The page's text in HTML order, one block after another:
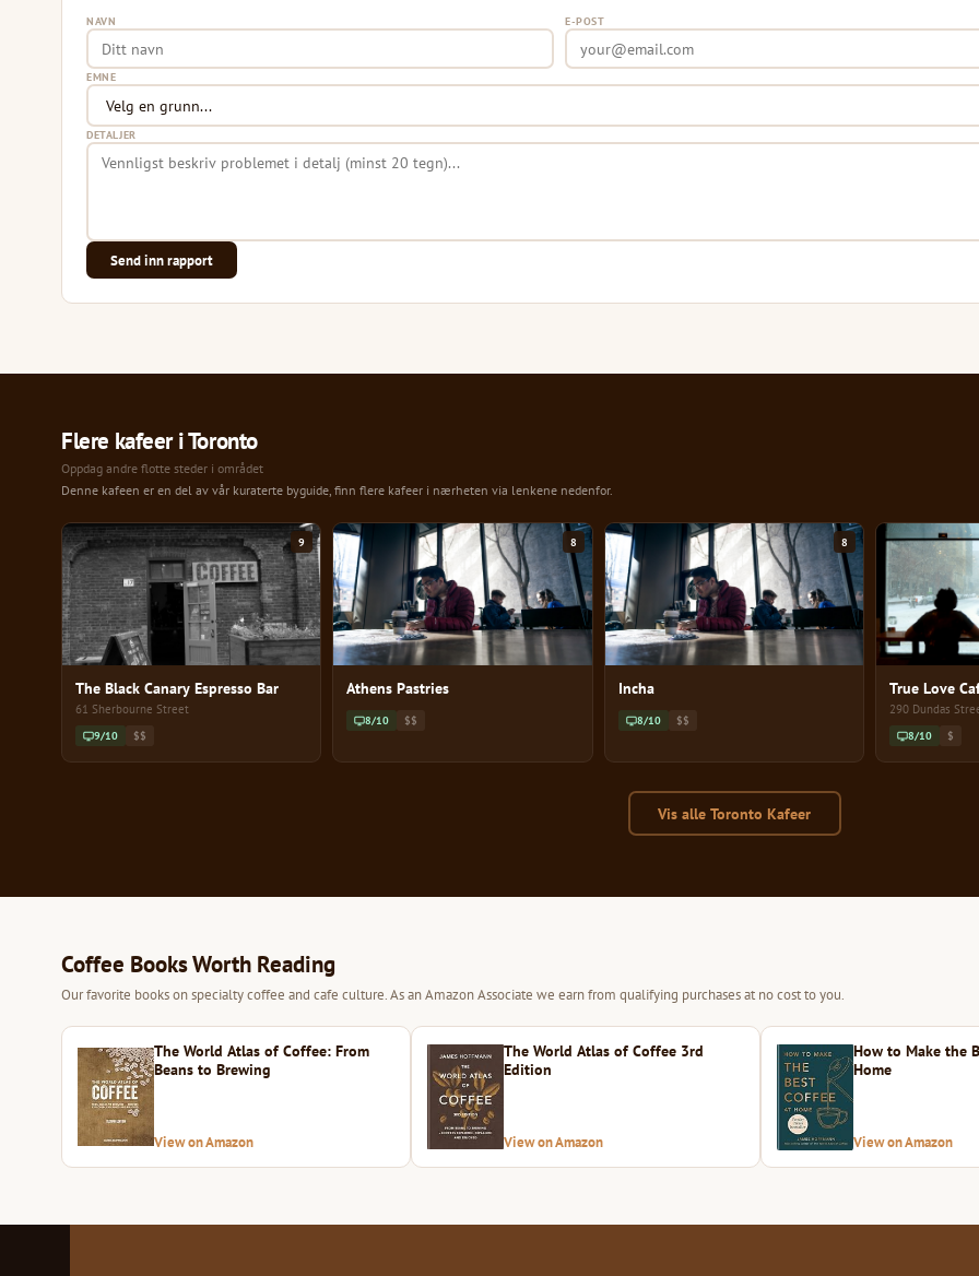
NAVN E-POST
EMNE
DETALJER
Send inn rapport
Flere kafeer i Toronto
Oppdag andre flotte steder i området
Denne kafeen er en del av vår kuraterte byguide, finn flere kafeer i nærheten via lenkene nedenfor.
9
The Black Canary Espresso Bar
61 Sherbourne Street
9/10 $$
8
Athens Pastries
8/10 $$
8
Incha
8/10 $$
True Love
290 Dundas
8/10 $
Vis alle Toronto Kafeer
Coffee Books Worth Reading
Our favorite books on specialty coffee and cafe culture. As an Amazon Associate we earn from qualifying purchases at no cost to you.
The World Atlas of Coffee: From
Beans to Brewing
View on Amazon
The World Atlas of Coffee 3rd
Edition
View on Amazon
How to Make the
Home
View on Amazon